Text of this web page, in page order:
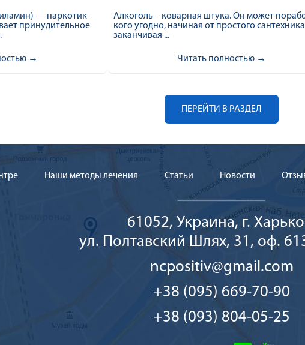
— наркотик-
принудительное
→
Алкоголь – коварная штука. Он может
кого угодно, начиная от простого
заканчивая ...
Читать полностью →
ПЕРЕЙТИ В РАЗДЕЛ
Наши методы лечения Cтатьи Новости
61052, Украина, г.
ул. Полтавский Шлях, 31, оф.
ncpositiv@gmail.com
+38 (095) 669-70-90
+38 (093) 804-05-25